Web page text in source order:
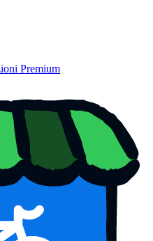
Premium